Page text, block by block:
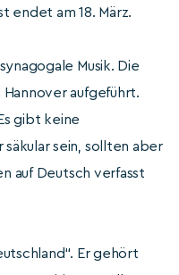
endet am 18. März.
Musik. Die
aufgeführt.
gibt keine
sein, sollten aber
auf Deutsch verfasst
Er gehört